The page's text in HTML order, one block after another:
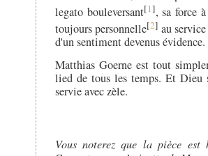
legato bouleversant[1], sa force
toujours personnelle[2] au
d'un sentiment devenus évidence.
Matthias Goerne est tout
lied de tous les temps. Et Dieu
servie avec zèle.
Vous noterez que la pièce est